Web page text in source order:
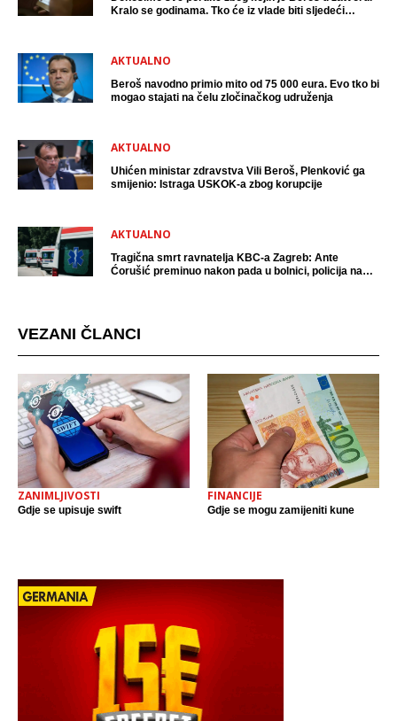
Kralo se godinama. Tko će iz vlade biti sljedeći
AKTUALNO
Beroš navodno primio mito od 75 000 eura. Evo tko bi
mogao stajati na čelu zločinačkog udruženja
AKTUALNO
Uhićen ministar zdravstva Vili Beroš, Plenković ga
smijenio: Istraga USKOK-a zbog korupcije
AKTUALNO
Tragična smrt ravnatelja KBC-a Zagreb: Ante
Ćorušić preminuo nakon pada u bolnici, policija na
VEZANI ČLANCI
ZANIMLJIVOSTI
Gdje se upisuje swift
FINANCIJE
Gdje se mogu zamijeniti kune